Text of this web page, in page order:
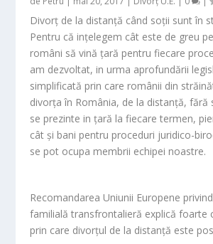
Divorț de la distanță când soții sunt în
Pentru că ințelegem cât este de greu
români să vină țară pentru fiecare
am dezvoltat, in urma aprofundării
simplificată prin care românii din
divorța în România, de la distanță, fără
se prezinte in țară la fiecare termen,
cât și bani pentru proceduri juridico-
se pot ocupa membrii echipei noastre.
Recomandarea Uniunii Europene
familială transfrontalieră explică foarte
prin care divorțul de la distanță este